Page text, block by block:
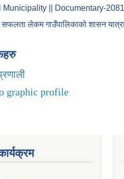
Municipality || Documentary-2081||
सफलता लेकम गाउँपालिकाको शासन
graphic profile